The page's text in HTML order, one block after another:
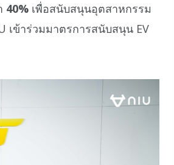
40% เพื่อสนับสนุนอุตสาหกรรม
ข้าร่วมมาตรการสนับสนุน EV